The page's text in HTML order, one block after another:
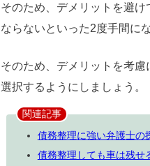
そのため、デメリットを避
ならないといった2度手間に
そのため、デメリットを考
選択するようにしましょう。
関連記事
債務整理に強い弁護士の
債務整理しても車は残せ